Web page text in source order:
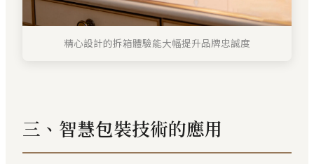
精心設計的拆箱體驗能大幅提升品牌忠誠度
三、智慧包裝技術的應用